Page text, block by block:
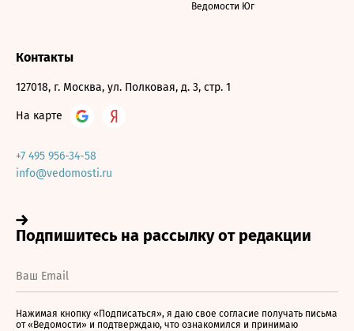
Ведомости Юг
Контакты
127018, г. Москва, ул. Полковая, д. 3, стр. 1
На карте
+7 495 956-34-58
info@vedomosti.ru
Нажимая кнопку «Подписаться», я даю свое согласие получать письма
от «Ведомости» и подтверждаю, что ознакомился и принимаю